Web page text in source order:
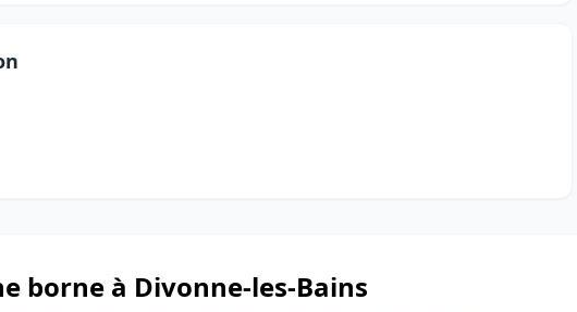
borne à Divonne-les-Bains